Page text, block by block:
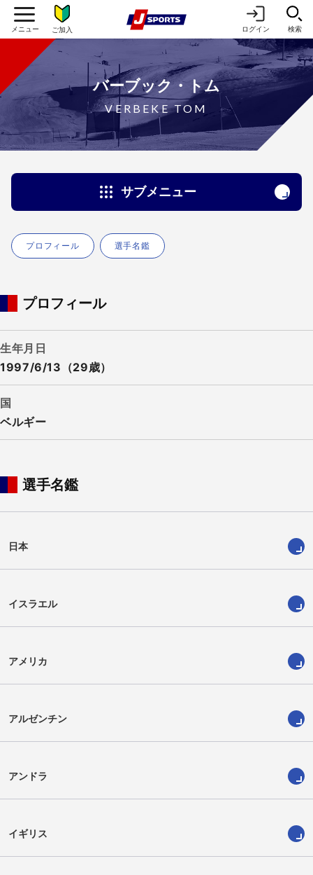
ご加入 ログイン 検索
バーブック・トム
VERBEKE TOM
サブメニュー
プロフィール 選手名鑑
プロフィール
生年月日
1997/6/13（29歳）
国
ベルギー
選手名鑑
日本
イスラエル
アメリカ
アルゼンチン
アンドラ
イギリス